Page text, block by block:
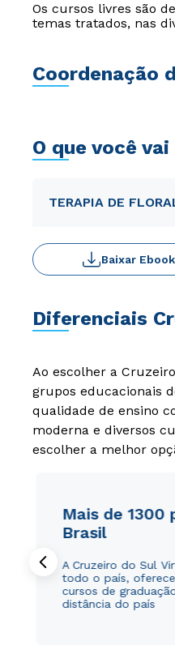
Os cursos livres são
temas tratados, nas
Coordenação
O que você
TERAPIA DE
Baixar Ebook
Diferenciais
Ao escolher a
grupos educacionais
qualidade de ensino
moderna e diversos
escolher a melhor
Mais de 1300
Brasil
A Cruzeiro do Sul
todo o país,
cursos de
distância do país